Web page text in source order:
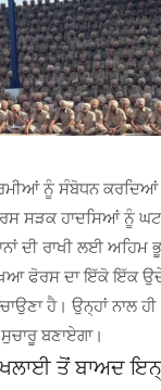
ਨੂੰ ਸੰਬੋਧਨ ਕਰਦਿਆਂ
ਸੜਕ ਹਾਦਸਿਆਂ ਨੂੰ
ਦੀ ਰਾਖੀ ਲਈ ਅਹਿਮ
ਫੋਰਸ ਦਾ ਇੱਕੋ ਇੱਕ
ਹੈ। ਉਨ੍ਹਾਂ ਨਾਲ
ਬਣਾਏਗਾ।
ਤੋਂ ਬਾਅਦ